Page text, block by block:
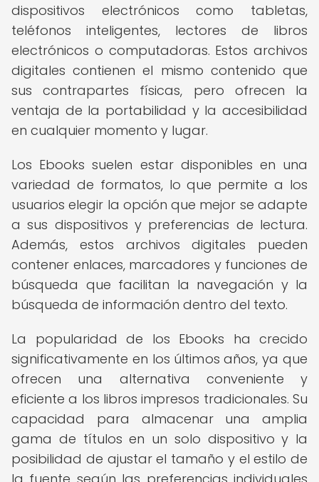
dispositivos electrónicos como tabletas,
teléfonos inteligentes, lectores de libros
electrónicos o computadoras. Estos archivos
digitales contienen el mismo contenido que
sus contrapartes físicas, pero ofrecen la
ventaja de la portabilidad y la accesibilidad
en cualquier momento y lugar.
Los Ebooks suelen estar disponibles en una
variedad de formatos, lo que permite a los
usuarios elegir la opción que mejor se adapte
a sus dispositivos y preferencias de lectura.
Además, estos archivos digitales pueden
contener enlaces, marcadores y funciones de
búsqueda que facilitan la navegación y la
búsqueda de información dentro del texto.
La popularidad de los Ebooks ha crecido
significativamente en los últimos años, ya que
ofrecen una alternativa conveniente y
eficiente a los libros impresos tradicionales. Su
capacidad para almacenar una amplia
gama de títulos en un solo dispositivo y la
posibilidad de ajustar el tamaño y el estilo de